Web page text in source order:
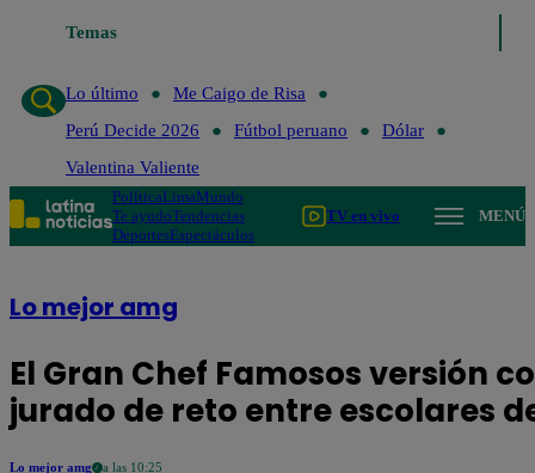
Temas
Me Caigo de Risa
Lo último
Me Caigo de Risa
Perú Decide 2026
Fútbol peruano
Dólar
Valentina Valiente
PolíticaLimaMundo
Te ayudoTendencias
DeportesEspectáculos
TV en vivo MENÚ
Lo mejor amg
El Gran Chef Famosos versión
jurado de reto entre escolares
Lo mejor amg a las 10:25